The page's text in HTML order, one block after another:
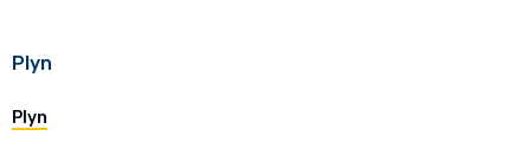
Plyn
Plyn